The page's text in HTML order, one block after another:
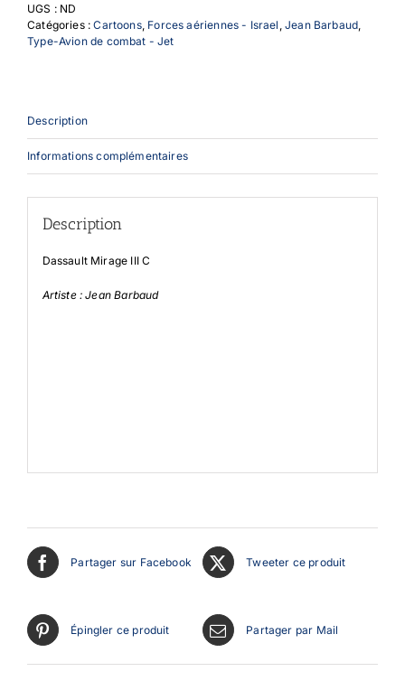
lamentations
UGS : ND
Catégories :Cartoons, Forces aériennes - Israel ,Jean Barbaud,
Type-Avion de combat - Jet
Description
Informations complémentaires
Description
Dassault Mirage III C
Artiste : Jean Barbaud
Partager sur Facebook Tweeter ce produit
Épingler ce produit Partager par Mail